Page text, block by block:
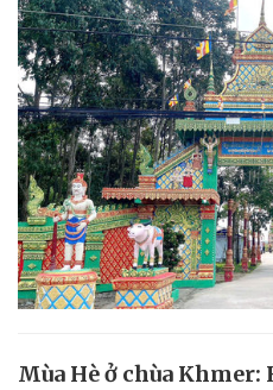
Mùa Hè ở chùa